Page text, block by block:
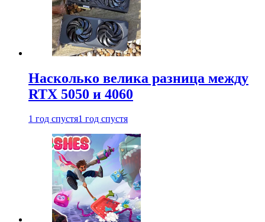
Насколько велика разница между
RTX 5050 и 4060
1 год спустя1 год спустя